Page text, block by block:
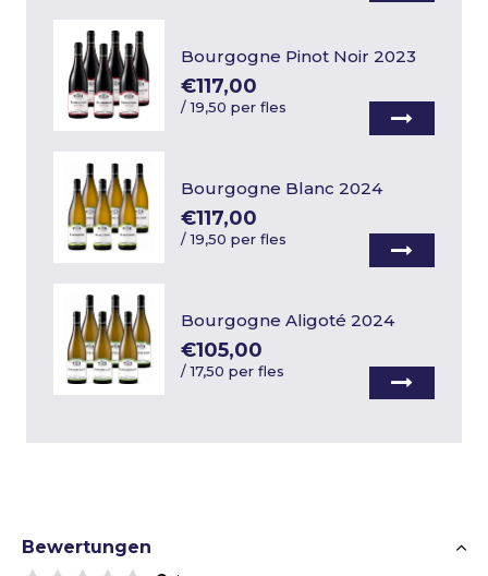
Bourgogne Pinot Noir 2023
€117,00
/19,50 per fles
Bourgogne Blanc 2024
€117,00
/19,50 per fles
Bourgogne Aligoté 2024
€105,00
/17,50 per fles
Bewertungen